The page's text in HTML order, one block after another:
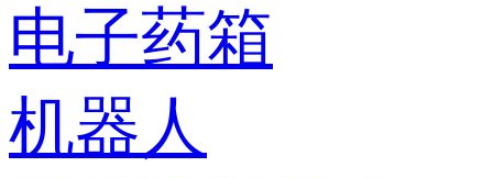
电子药箱
机器人